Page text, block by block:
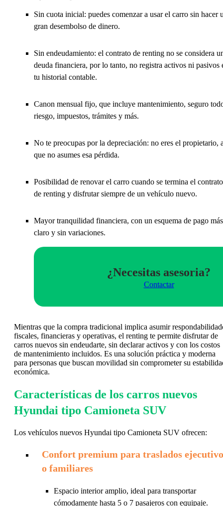
Sin cuota inicial: puedes comenzar a usar el carro sin hacer
gran desembolso de dinero.
Sin endeudamiento: el contrato de renting no se considera
deuda financiera, por lo tanto, no registra activos ni pasivos
tu historial contable.
Canon mensual fijo, que incluye mantenimiento, seguro
riesgo, impuestos, trámites y más.
No te preocupas por la depreciación: no eres el propietario,
que no asumes esa pérdida.
Posibilidad de renovar el carro cuando se termina el contrato
de renting y disfrutar siempre de un vehículo nuevo.
Mayor tranquilidad financiera, con un esquema de pago más
claro y sin variaciones.
¿Necesitas asesoria?
Contactar
Mientras que la compra tradicional implica asumir
fiscales, financieras y operativas, el renting te permite disfrutar de
carros nuevos sin endeudarte, sin declarar activos y con los costos
de mantenimiento incluidos. Es una solución práctica y moderna
para personas que buscan movilidad sin comprometer su
económica.
Características de los carros nuevos
Hyundai tipo Camioneta SUV
Los vehículos nuevos Hyundai tipo Camioneta SUV ofrecen:
Confort premium para traslados
o familiares
Espacio interior amplio, ideal para transportar
cómodamente hasta 5 o 7 pasajeros con equipaje.